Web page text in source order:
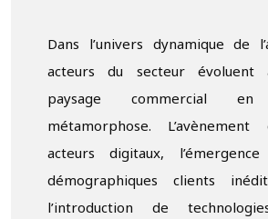
Dans l’univers dynamique de
acteurs du secteur évoluent
paysage commercial en
métamorphose.
acteurs digitaux,
démographiques clients
l’introduction de